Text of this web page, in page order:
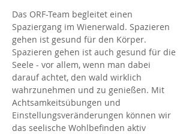
Das ORF-Team begleitet einen
Spaziergang im Wienerwald. Spazieren
gehen ist gesund für den Körper.
Spazieren gehen ist auch gesund für die
Seele - vor allem, wenn man dabei
darauf achtet, den wald wirklich
wahrzunehmen und zu genießen. Mit
Achtsamkeitsübungen und
Einstellungsveränderungen können wir
das seelische Wohlbefinden aktiv